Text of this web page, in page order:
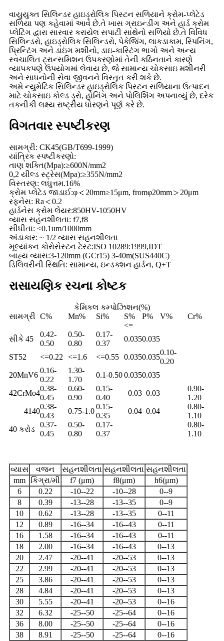
વાયુયુક્ત સિલિન્ડર હાઇડ્રોલિક પિસ્ટન સળિયાને ક્રોમ-પ્લેટેડ
સળિયા પણ કહેવામાં આવે છે.તે ખાસ ગ્રાઇન્ડીંગ અને હાર્ડ ક્રોમ
પ્લેટિંગ દ્વારા સારવાર કરાયેલ સપાટી સાથેનો સળિયો છે.તે વિવિધ
સિલિન્ડરો, હાઇડ્રોલિક સિલિન્ડરો, પેકેજિંગ, લાકડાકામ, સ્પિનિંગ,
પ્રિન્ટિંગ અને ડાઇંગ મશીનો, ડાઇ-કાસ્ટિંગ ભાગો અને અન્ય
સ્વચાલિત ટ્રાન્સમિશન ઉપકરણોમાં તેની કઠિનતાને કારણે
વ્યાપકપણે ઉપયોગમાં લેવાય છે, જે સામાન્ય ચોકસાઇ મશીનરી
અને સાધનોની સેવા જીવનને વિસ્તૃત કરી શકે છે.
અમે ન્યુમેટિક સિલિન્ડર હાઇડ્રોલિક પિસ્ટન સળિયાના ઉત્પાદન
માટે ચોકસાઇ કોલ્ડ ડ્રો, હોનિંગ અને પોલિશિંગ અપનાવ્યું છે, દરેક
તકનીકી લક્ષ્ય રાષ્ટ્રીય ધોરણને પૂર્ણ કરે છે.
વિગતવાર સ્પષ્ટીકરણ
સામગ્રી: CK45(GB/T699-1999)
યાંત્રિક સ્પષ્ટીકરણો:
તાણ શક્તિ(Mpa):≥600N/mm2
0,2 યીલ્ડ સ્ટ્રેસ(Mpa):≥355N/mm2
વિસ્તરણ: લઘુત્તમ.16%
ક્રોમ પ્લેટેડ જાડાઈ:φ＜20mm≥15μm, fromφ20mm＞20μm
રફનેસ: Ra＜0.2
હાર્ડનેસ ક્રોમ લેયર:850HV-1050HV
વ્યાસ સહનશીલતા: f7,f8
સીધીતા: <0.1um/1000mm
અંડાકાર: ~ 1/2 વ્યાસ સહનશીલતા
મૂલ્યાંકન કોરોસેસ્ટન ટેસ્ટ:ISO 10289:1999,IDT
બાહ્ય વ્યાસ:3-120mm (GCr15) 3-40m(SUS440C)
ડિલિવરીની સ્થિતિ: સામાન્ય, ઇન્ડક્શન હાર્ડન, Q+T
રાસાયણિક રચના કોષ્ટક
કેમિકલ કમ્પોઝિશન(%)
સામગ્રી C% Mn% Si% S% P% V%
Cr%
<=
સીકે 45
0.42-
0.50
0.50-
0.80
0.17-
0.37
0.0350.035
ST52 <=0.22 <=1.6 <=0.55 0.0350.035
0.10-
0.20
20MnV6
0.16-
0.22
1.30-
1.70
0.1-0.500.0350.035
42CrMo4
0.38-
0.45
0.60-
0.90
0.15-
0.40
0.03 0.03
0.90-
1.20
4140
0.38-
0.43
0.75-1.0
0.15-
0.35
0.04 0.04
0.80-
1.10
40 કરોડ
0.37-
0.45
0.50-
0.80
0.17-
0.37
0.80-
1.10
વ્યાસ વજન સહનશીલતા સહનશીલતા સહનશીલતા
mm
કિગ્રા/મી f7 (μm) f8(μm)
h6(μm)
6
0.22 -10--22 -10--28
0--9
8
0.39 -13--28 -13--35
0--9
10
0.62 -13--28 -13--35
0--11
12
0.89 -16--34 -16--43
0--11
16
1.58 -16--34 -16--43
0--11
18
2.00 -16--34 -16--43
0--13
20
2.47 -20--41 -20--53
0--13
22
2.99 -20--41 -20--53
0--13
25
3.86 -20--41 -20--53
0--13
28
4.84 -20--41 -20--53
0--13
30
5.55 -20--41 -20--53
0--16
32
6.32 -25--50 -25--64
0--16
36
8.00 -25--50 -25--64
0--16
38
8.91 -25--50 -25--64 0--16